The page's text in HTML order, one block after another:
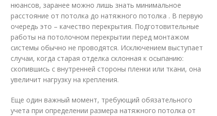
нюансов, заранее можно лишь знать минимальное
расстояние от потолка до натяжного потолка . В первую
очередь это – качество перекрытия. Подготовительные
работы на потолочном перекрытии перед монтажом
системы обычно не проводятся. Исключением выступает
случаи, когда старая отделка склонная к осыпанию:
скопившись с внутренней стороны пленки или ткани, она
увеличит нагрузку на крепления.
Еще один важный момент, требующий обязательного
учета при определении размера натяжного потолка от